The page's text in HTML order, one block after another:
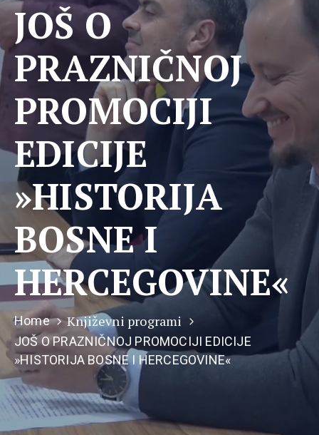
JOŠ O
PRAZNIČNOJ
PROMOCIJI
EDICIJE
»HISTORIJA
BOSNE I
HERCEGOVINE«
Home Književni programi
JOŠ O PRAZNIČNOJ PROMOCIJI EDICIJE
»HISTORIJA BOSNE I HERCEGOVINE«